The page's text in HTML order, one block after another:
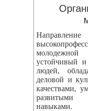
устойчивый
людей,
деловой и
качествами,
навыками.